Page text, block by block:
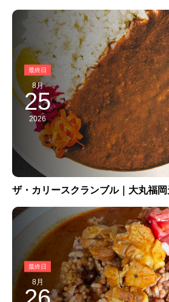
8月
25
2026
ザ・カリースクランブル｜大丸福
8月